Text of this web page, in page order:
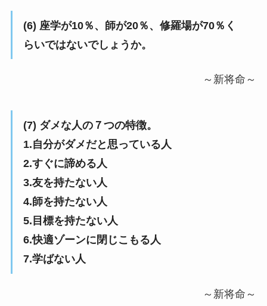
(6) 座学が10％、師が20％、修羅場が70％く
らいではないでしょうか。
～新将命～
(7) ダメな人の７つの特徴。
1.自分がダメだと思っている人
2.すぐに諦める人
3.友を持たない人
4.師を持たない人
5.目標を持たない人
6.快適ゾーンに閉じこもる人
7.学ばない人
～新将命～